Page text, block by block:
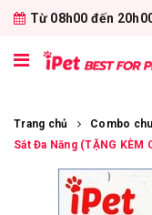
Từ 08h00 đến
Trang chủ Combo
Sắt Đa Năng (TẶNG KÈM